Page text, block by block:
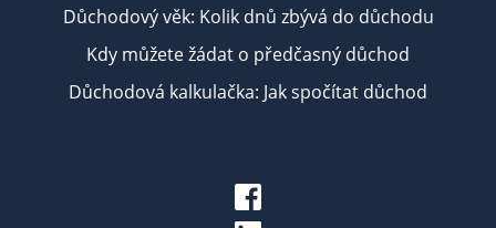
Důchodový věk: Kolik dnů zbývá do důchodu
Kdy můžete žádat o předčasný důchod
Důchodová kalkulačka: Jak spočítat důchod